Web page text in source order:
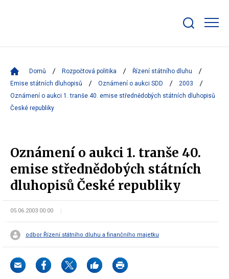
bar
Domů Rozpočtová politika
Řízení státního dluhu
Emise státních dluhopisů
Oznámení o aukci SDD
2003
Oznámení o aukci 1. tranše 40. emise střednědobých státních dluhopisů
České republiky
Oznámení o aukci 1. tranše 40.
emise střednědobých státních
dluhopisů České republiky
05.06.2003 00:00
odbor Řízení státního dluhu a finančního majetku